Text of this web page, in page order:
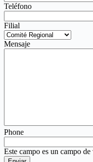
Teléfono
Filial
Mensaje
Phone
Este campo es un campo